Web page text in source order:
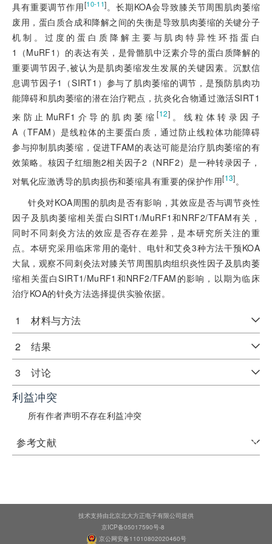
具有重要调节作用[10-11]。长期KOA会导致膝关节周围肌肉萎缩
废用，蛋白质合成和降解之间的失衡是导致肌肉萎缩的关键分子
机制。过度的蛋白质降解主要与肌肉特异性环指蛋白
1（MuRF1）的表达有关，是骨骼肌中泛素介导的蛋白质降解的
重要调节因子,被认为是肌肉萎缩发生发展的关键因素。沉默信
息调节因子1（SIRT1）参与了肌肉萎缩的调节，是预防肌肉功
能障碍和肌肉萎缩的潜在治疗靶点，抗炎化合物通过激活SIRT1
来防止MuRF1介导的肌肉萎缩[12]。线粒体转录因子
A（TFAM）是线粒体的主要蛋白质，通过防止线粒体功能障碍
参与抑制肌肉萎缩，促进TFAM的表达可能是治疗肌肉萎缩的有
效策略。核因子红细胞2相关因子2（NRF2）是一种转录因子，
对氧化应激诱导的肌肉损伤和萎缩具有重要的保护作用[13]。
针灸对KOA周围的肌肉是否有影响，其效应是否与调节炎性
因子及肌肉萎缩相关蛋白SIRT1/MuRF1和NRF2/TFAM有关，
同时不同刺灸方法的效应是否存在差异，是本研究所关注的重
点。本研究采用临床常用的毫针、电针和艾灸3种方法干预KOA
大鼠，观察不同刺灸法对膝关节周围肌肉组织炎性因子及肌肉萎
缩相关蛋白SIRT1/MuRF1和NRF2/TFAM的影响，以期为临床
治疗KOA的针灸方法选择提供实验依据。
1 材料与方法
2 结果
3 讨论
利益冲突
所有作者声明不存在利益冲突
参考文献
技术支持由北京北大方正电子有限公司提供
京ICP备05017590号-8
京公网安备11010802020460号